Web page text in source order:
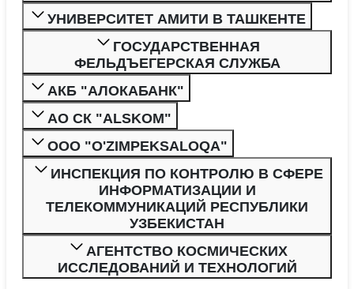
УНИВЕРСИТЕТ АМИТИ В ТАШКЕНТЕ
ГОСУДАРСТВЕННАЯ
ФЕЛЬДЪЕГЕРСКАЯ СЛУЖБА
АКБ "АЛОКАБАНК"
АО СК "ALSKOM"
ООО "O'ZIMPEKSALOQA"
ИНСПЕКЦИЯ ПО КОНТРОЛЮ В СФЕРЕ
ИНФОРМАТИЗАЦИИ И
ТЕЛЕКОММУНИКАЦИЙ РЕСПУБЛИКИ
УЗБЕКИСТАН
АГЕНТСТВО КОСМИЧЕСКИХ
ИССЛЕДОВАНИЙ И ТЕХНОЛОГИЙ